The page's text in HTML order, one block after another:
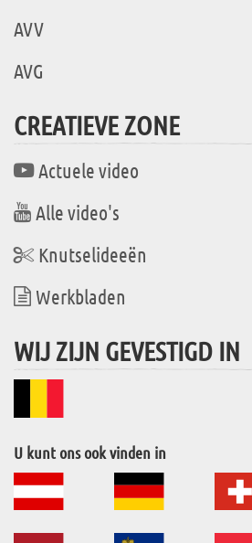
AVV
AVG
CREATIEVE ZONE
Actuele video
Alle video's
Knutselideeën
Werkbladen
WIJ ZIJN GEVESTIGD IN
U kunt ons ook vinden in